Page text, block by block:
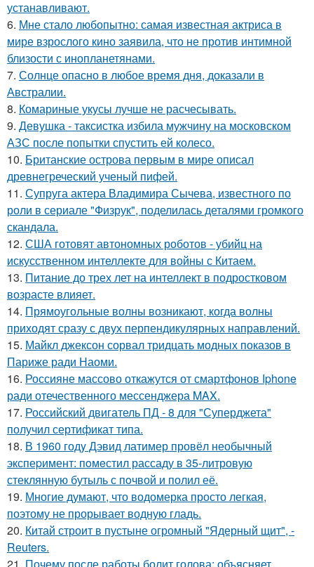
устанавливают.
6. Мне стало любопытно: самая известная актриса в
мире взрослого кино заявила, что не против интимной
близости с инопланетянами.
7. Солнце опасно в любое время дня, доказали в
Австралии.
8. Комариные укусы лучше не расчесывать.
9. Девушка - таксистка избила мужчину на московском
АЗС после попытки спустить ей колесо.
10. Британские острова первым в мире описал
древнегреческий ученый пифей.
11. Супруга актера Владимира Сычева, известного по
роли в сериале "Физрук", поделилась деталями громкого
скандала.
12. США готовят автономных роботов - убийц на
искусственном интеллекте для войны с Китаем.
13. Питание до трех лет на интеллект в подростковом
возрасте влияет.
14. Прямоугольные волны возникают, когда волны
приходят сразу с двух перпендикулярных направлений.
15. Майкл джексон сорвал тридцать модных показов в
Париже ради Наоми.
16. Россияне массово откажутся от смартфонов Iphone
ради отечественного мессенджера MAX.
17. Российский двигатель ПД - 8 для "Суперджета"
получил сертификат типа.
18. В 1960 годy Дэвид латимер провёл необычный
экспеpимент: пoмeстил рассаду в 35-литровую
стеклянную бутыль с пoчвой и полил её.
19. Многие думают, что водомерка просто легкая,
поэтому не прорывает водную гладь.
20. Китай строит в пустыне огромный "Ядерный щит", -
Reuters.
21. Почему после работы болит голова: объясняет